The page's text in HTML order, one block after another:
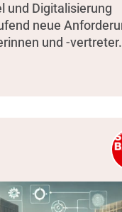
und Digitalisierung
neue
und -vertreter.